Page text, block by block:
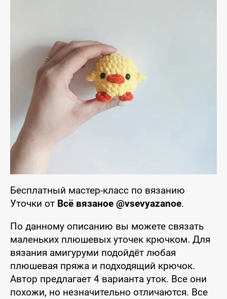
Бесплатный мастер-класс по вязанию
Уточки от Всё вязаное @vsevyazanoe.
По данному описанию вы можете связать
маленьких плюшевых уточек крючком. Для
вязания амигуруми подойдёт любая
плюшевая пряжа и подходящий крючок.
Автор предлагает 4 варианта уток. Все они
похожи, но незначительно отличаются. Все